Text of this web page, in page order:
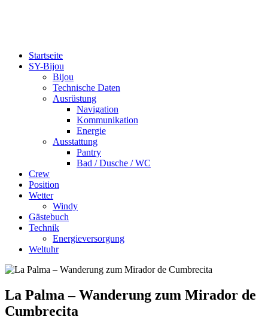
Startseite
SY-Bijou
Bijou
Technische Daten
Ausrüstung
Navigation
Kommunikation
Energie
Ausstattung
Pantry
Bad / Dusche / WC
Crew
Position
Wetter
Windy
Gästebuch
Technik
Energieversorgung
Weltuhr
La Palma – Wanderung zum Mirador de
Cumbrecita